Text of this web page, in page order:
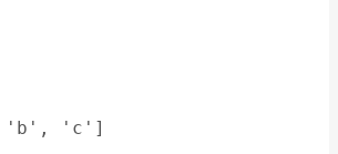
'b', 'c']